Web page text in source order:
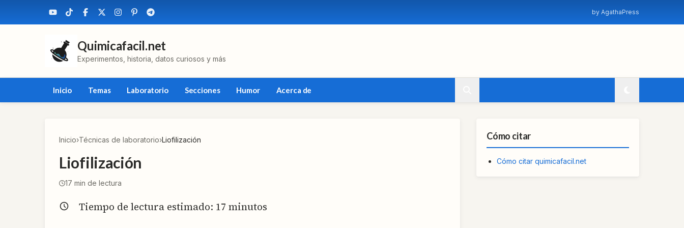
by AgathaPress
Quimicafacil.net
Experimentos, historia, datos curiosos y más
Inicio Temas Laboratorio Secciones Humor Acerca de
Inicio›Técnicas de laboratorio›Liofilización
Liofilización
17 min de lectura
Tiempo de lectura estimado: 17 minutos
Cómo citar
Cómo citar quimicafacil.net